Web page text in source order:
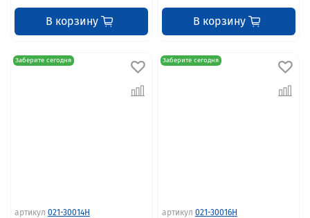
В корзину В корзину
Заберите сегодня
артикул 021-30014H
Заберите сегодня
артикул 021-30016H